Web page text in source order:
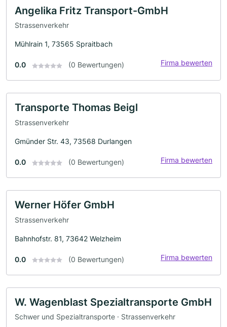
Angelika Fritz Transport-GmbH
Strassenverkehr
Mühlrain 1, 73565 Spraitbach
0.0 (0 Bewertungen) Firma bewerten
Transporte Thomas Beigl
Strassenverkehr
Gmünder Str. 43, 73568 Durlangen
0.0 (0 Bewertungen) Firma bewerten
Werner Höfer GmbH
Strassenverkehr
Bahnhofstr. 81, 73642 Welzheim
0.0 (0 Bewertungen) Firma bewerten
W. Wagenblast Spezialtransporte GmbH
Schwer und Spezialtransporte · Strassenverkehr